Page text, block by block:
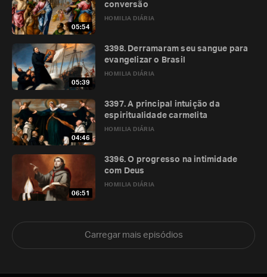
05:54
HOMILIA DIÁRIA
conversão
05:39
HOMILIA DIÁRIA
3398. Derramaram seu sangue para
evangelizar o Brasil
04:46
HOMILIA DIÁRIA
3397. A principal intuição da
espiritualidade carmelita
06:51
HOMILIA DIÁRIA
3396. O progresso na intimidade
com Deus
Carregar mais episódios